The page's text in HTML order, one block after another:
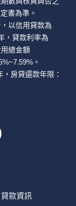
書為準。
以信用貸款為
，貸款利率為
總金額
。
房貸還款年限：
貸款資訊